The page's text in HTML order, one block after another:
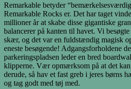
Remarkable betyder
Remarkable Rocks er. Det har taget
millioner år at skabe disse gigantiske
balancerer på kanten til havet. Vi
skær, og det var en fuldstændig magisk
eneste besøgende! Adgangsforholdene
parkeringspladsen leder en bred
klipperne. Vær opmærksom på at det
derude, så hav et fast greb i jeres børns
og tag godt med tøj med.